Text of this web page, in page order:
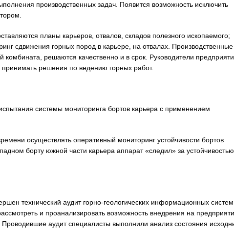
производственных задач. Появится возможность исключить
планы карьеров, отвалов, складов полезного ископаемого;
сдвижения горных пород в карьере, на отвалах. Производственные
решаются качественно и в срок. Руководители
решения по ведению горных работ.
системы мониторинга бортов карьера с применением
осуществлять оперативный мониторинг устойчивости бортов
борту южной части карьера аппарат «следил» за устойчивостью
технический аудит горно-геологических информационных
и проанализировать возможность внедрения на
аудит специалисты выполнили анализ состояния